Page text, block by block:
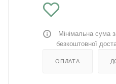
Мінімальна сума
безкоштовної
ОПЛАТА